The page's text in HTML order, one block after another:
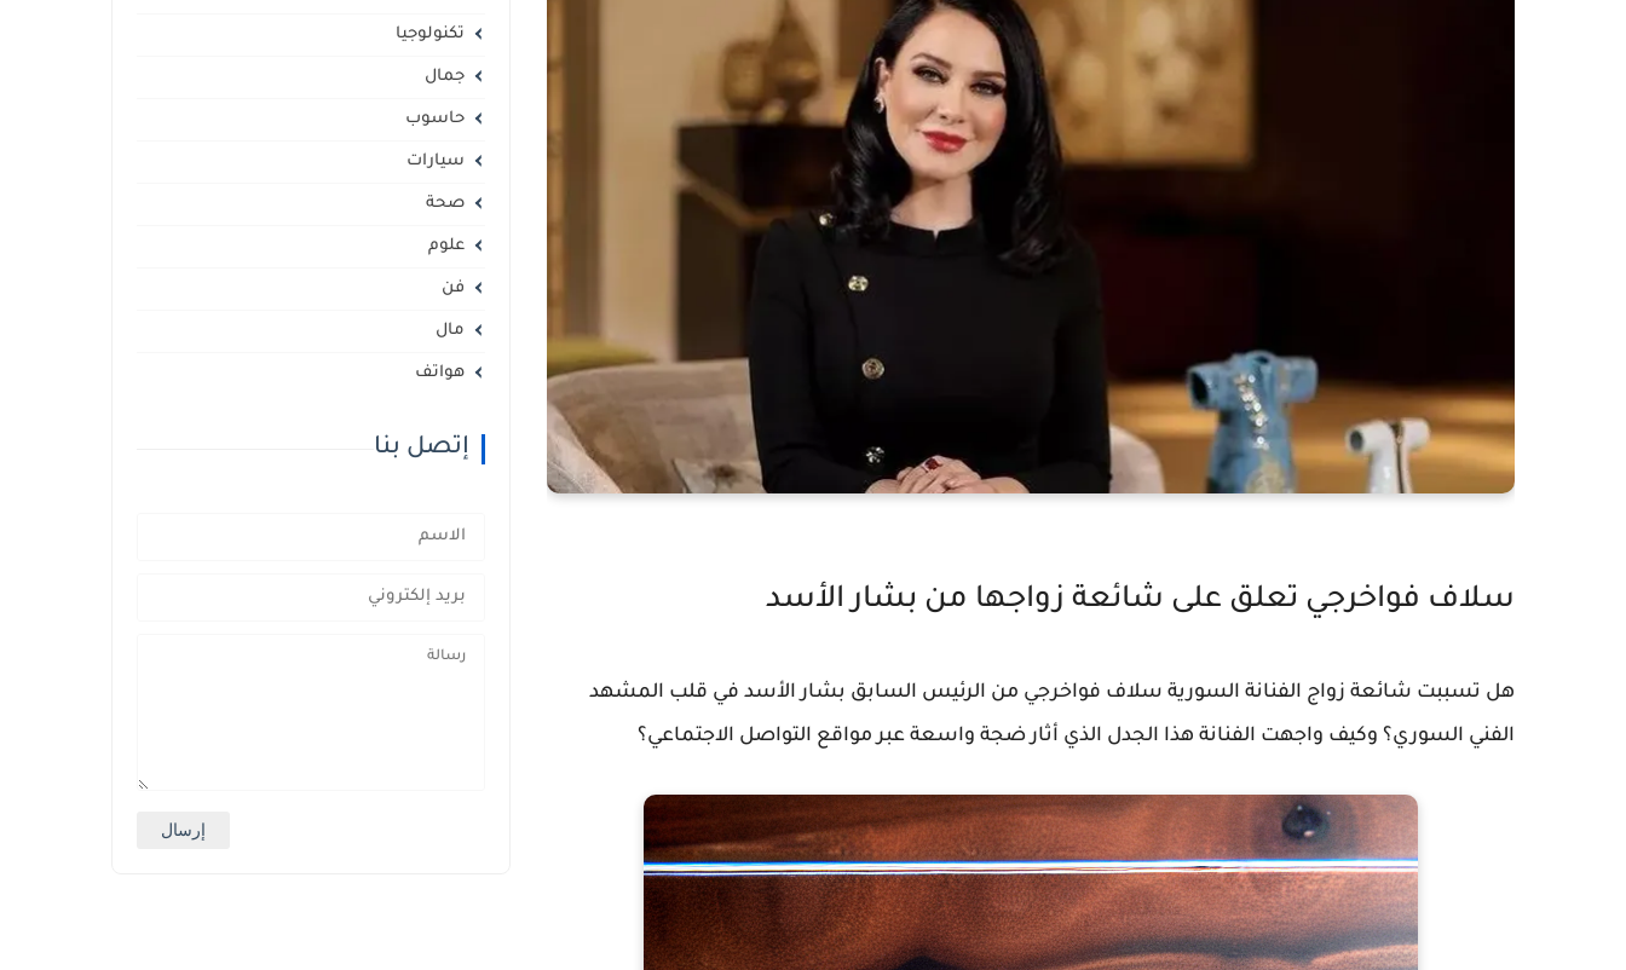
سلاف فواخرجي تعلق على شائعة زواجها من بشار الأسد
هل تسببت شائعة زواج الفنانة السورية سلاف فواخرجي من الرئيس السابق بشار الأسد في قلب المشهد
الفني السوري؟ وكيف واجهت الفنانة هذا الجدل الذي أثار ضجة واسعة عبر مواقع التواصل الاجتماعي؟
تكنولوجيا
جمال
حاسوب
سيارات
صحة
علوم
فن
مال
هواتف
إتصل بنا